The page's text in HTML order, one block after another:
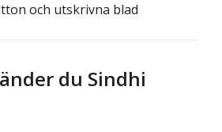
och utskrivna blad
du Sindhi